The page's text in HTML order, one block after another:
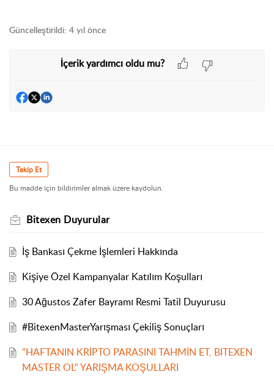
Güncelleştirildi: 4 yıl önce
İçerik yardımcı oldu mu?
Takip Et
Bu madde için bildirimler almak üzere kaydolun.
Bitexen Duyurular
İş Bankası Çekme İşlemleri Hakkında
Kişiye Özel Kampanyalar Katılım Koşulları
30 Ağustos Zafer Bayramı Resmi Tatil Duyurusu
#BitexenMasterYarışması Çekiliş Sonuçları
"HAFTANIN KRİPTO PARASINI TAHMİN ET, BITEXEN
MASTER OL" YARIŞMA KOŞULLARI